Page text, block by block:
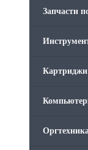
Запчасти
Картриджи